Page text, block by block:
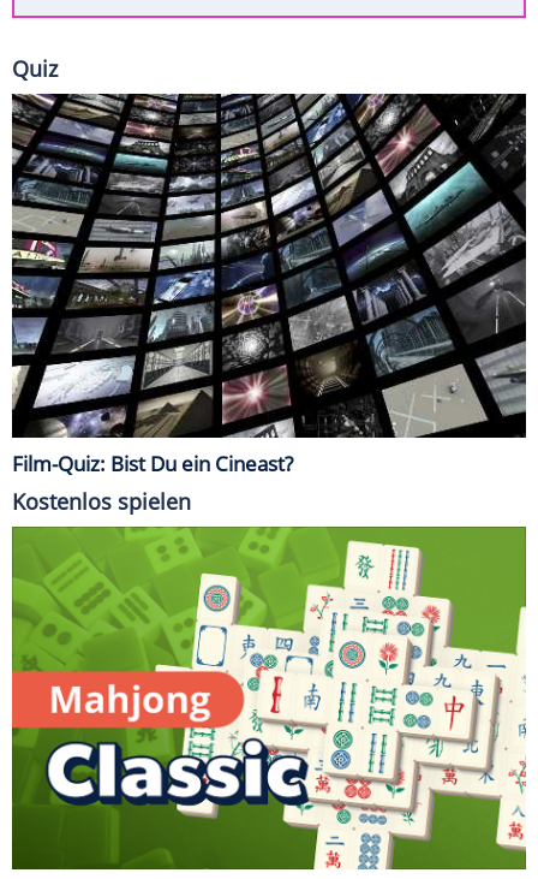
Quiz
Film-Quiz: Bist Du ein Cineast?
Kostenlos spielen